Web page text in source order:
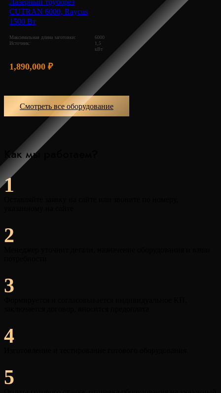
Лазерный труборез
CUTRAN 6000, Raycus
1500 Вт
Максимальная длина заготовки:
6000
Источник:
1,5
кВт
1,890,000₽
Смотреть все оборудование
Как мы работаем?
1
2
3
4
5